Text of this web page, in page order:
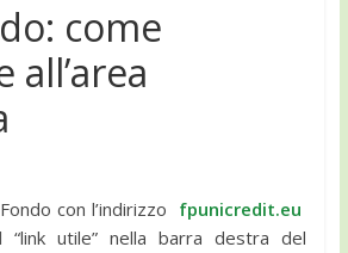
come
all’area
con l’indirizzo fpunicredit.eu
“link utile” nella barra destra del